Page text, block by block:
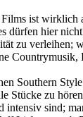
ist wirklich
dürfen hier
zu verleihen;
Countrymusik,
Southern
Stücke zu
intensiv sind;